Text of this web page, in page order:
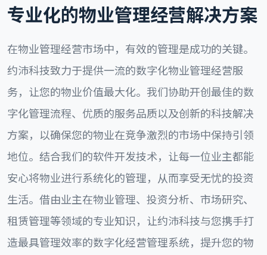
专业化的物业管理经营解决方案
在物业管理经营市场中，有效的管理是成功的关键。
约沛科技致力于提供一流的数字化物业管理经营服
务，让您的物业价值最大化。我们协助开创最佳的数
字化管理流程、优质的服务品质以及创新的科技解决
方案，以确保您的物业在竞争激烈的市场中保持引领
地位。结合我们的软件开发技术，让每一位业主都能
安心将物业进行系统化的管理，从而享受无忧的投资
生活。借由业主在物业管理、投资分析、市场研究、
租赁管理等领域的专业知识，让约沛科技与您携手打
造最具管理效率的数字化经营管理系统，提升您的物